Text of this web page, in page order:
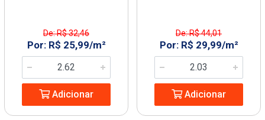
De: R$ 32,46
Por: R$ 25,99/m²
Adicionar
De: R$ 44,01
Por: R$ 29,99/m²
Adicionar